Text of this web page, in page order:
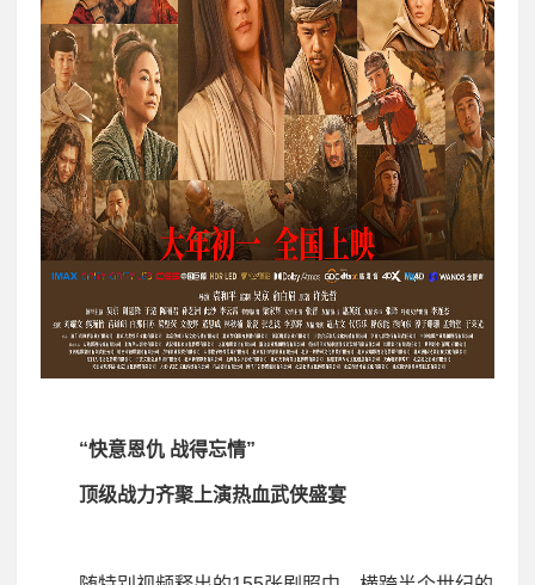
“快意恩仇 战得忘情”
顶级战力齐聚上演热血武侠盛宴